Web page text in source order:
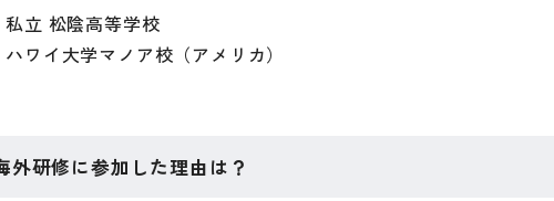
私立 松陰高等学校
ハワイ大学マノア校（アメリカ）
外研修に参加した理由は？